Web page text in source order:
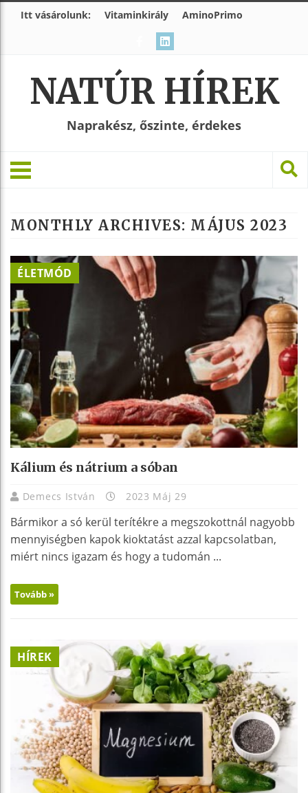
Itt vásárolunk: Vitaminkirály AminoPrimo
NATÚR HÍREK
Naprakész, őszinte, érdekes
MONTHLY ARCHIVES: MÁJUS 2023
ÉLETMÓD
Kálium és nátrium a sóban
Demecs István 2023 Máj 29
Bármikor a só kerül terítékre a megszokottnál nagyobb
mennyiségben kapok kioktatást azzal kapcsolatban,
miért nincs igazam és hogy a tudomán ...
Tovább »
HÍREK